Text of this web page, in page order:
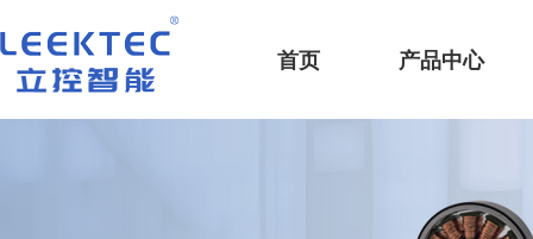
深圳市立控智能科技有限公司
首页
产品中心